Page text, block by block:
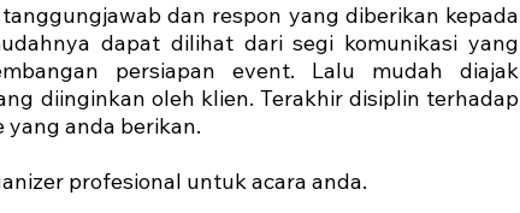
dan respon yang diberikan kepada
dapat dilihat dari segi komunikasi yang
persiapan event. Lalu mudah diajak
diinginkan oleh klien. Terakhir disiplin terhadap
anda berikan.
profesional untuk acara anda.